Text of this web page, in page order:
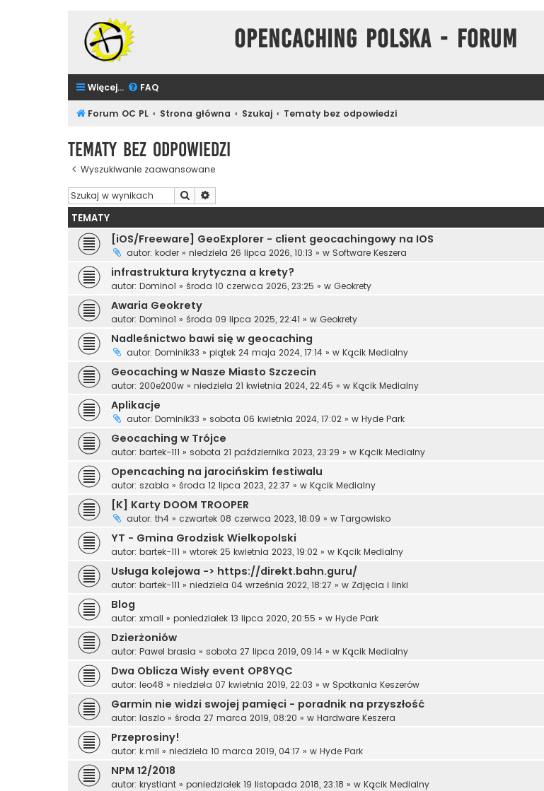
Opencaching Polska - Forum
Więcej… FAQ
Forum OC PL Strona główna Szukaj Tematy bez odpowiedzi
Tematy bez odpowiedzi
Wyszukiwanie zaawansowane
Szukaj
TEMATY
[iOS/Freeware] GeoExplorer - client geocachingowy na IOS
autor: koder » niedziela 26 lipca 2026, 10:13 » w Software Keszera
infrastruktura krytyczna a krety?
autor: Domino1 » środa 10 czerwca 2026, 23:25 » w Geokrety
Awaria Geokrety
autor: Domino1 » środa 09 lipca 2025, 22:41 » w Geokrety
Nadleśnictwo bawi się w geocaching
autor: Dominik33 » piątek 24 maja 2024, 17:14 » w Kącik Medialny
Geocaching w Nasze Miasto Szczecin
autor: 200e200w » niedziela 21 kwietnia 2024, 22:45 » w Kącik Medialny
Aplikacje
autor: Dominik33 » sobota 06 kwietnia 2024, 17:02 » w Hyde Park
Geocaching w Trójce
autor: bartek-111 » sobota 21 października 2023, 23:29 » w Kącik Medialny
Opencaching na jarocińskim festiwalu
autor: szabla » środa 12 lipca 2023, 22:37 » w Kącik Medialny
[K] Karty DOOM TROOPER
autor: th4 » czwartek 08 czerwca 2023, 18:09 » w Targowisko
YT - Gmina Grodzisk Wielkopolski
autor: bartek-111 » wtorek 25 kwietnia 2023, 19:02 » w Kącik Medialny
Usługa kolejowa -> https://direkt.bahn.guru/
autor: bartek-111 » niedziela 04 września 2022, 18:27 » w Zdjęcia i linki
Blog
autor: xmall » poniedziałek 13 lipca 2020, 20:55 » w Hyde Park
Dzierżoniów
autor: Pawel brasia » sobota 27 lipca 2019, 09:14 » w Kącik Medialny
Dwa Oblicza Wisły event OP8YQC
autor: leo48 » niedziela 07 kwietnia 2019, 22:03 » w Spotkania Keszerów
Garmin nie widzi swojej pamięci - poradnik na przyszłość
autor: laszlo » środa 27 marca 2019, 08:20 » w Hardware Keszera
Przeprosiny!
autor: k.mil » niedziela 10 marca 2019, 04:17 » w Hyde Park
NPM 12/2018
autor: krystiant » poniedziałek 19 listopada 2018, 23:18 » w Kącik Medialny